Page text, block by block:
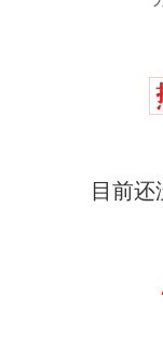
目前